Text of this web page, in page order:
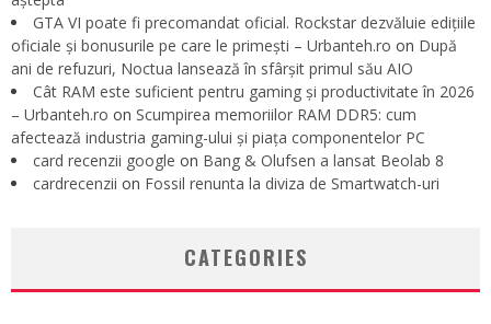
GTA VI poate fi precomandat oficial. Rockstar dezvăluie edițiile
oficiale și bonusurile pe care le primești – Urbanteh.ro on După
ani de refuzuri, Noctua lansează în sfârșit primul său AIO
Cât RAM este suficient pentru gaming și productivitate în 2026
– Urbanteh.ro on Scumpirea memoriilor RAM DDR5: cum
afectează industria gaming-ului și piața componentelor PC
card recenzii google on Bang & Olufsen a lansat Beolab 8
cardrecenzii on Fossil renunta la diviza de Smartwatch-uri
CATEGORIES